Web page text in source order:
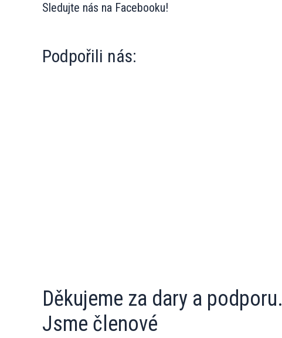
Sledujte nás na Facebooku!
Podpořili nás:
Děkujeme za dary a podporu.
Jsme členové